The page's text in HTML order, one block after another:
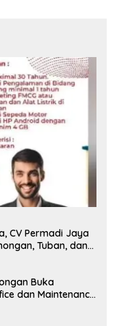
CV Permadi Jaya
Tuban, dan
Buka
dan Maintenance